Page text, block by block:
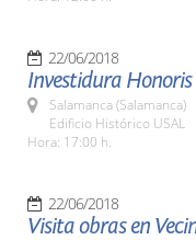
22/06/2018
Investidura Honoris
Salamanca (Salamanca)
Edificio Histórico USAL
Hora: 17:00 h.
22/06/2018
Visita obras en